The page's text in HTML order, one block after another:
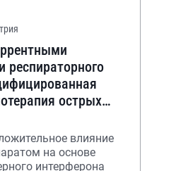
респираторного
острых
влияние
на основе
интерферона